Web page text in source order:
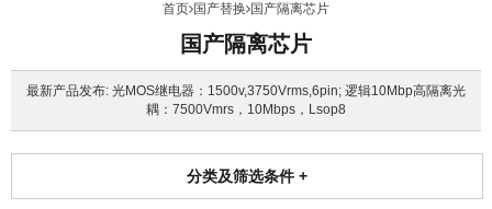
首页 国产替换 国产隔离芯片
国产隔离芯片
最新产品发布: 光MOS继电器：1500v,3750Vrms,6pin; 逻辑10Mbp高隔离光
耦：7500Vmrs，10Mbps，Lsop8
分类及筛选条件 +